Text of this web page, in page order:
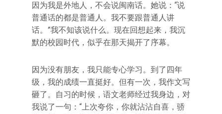
因为我是外地人，不会说闽南话。她说：“说
普通话的都是普通人。我不要跟普通人讲
话。”我不知该说什么。现在回想起来，我沉
默的校园时代，似乎在那天揭开了序幕。
因为没有朋友，我只能专心学习。到了四年
级，我的成绩一直挺好。但有一次，我作文写
砸了。自习的时候，语文老师经过我身边，对
我说了一句：“上次夸你，你就沾沾自喜，骄